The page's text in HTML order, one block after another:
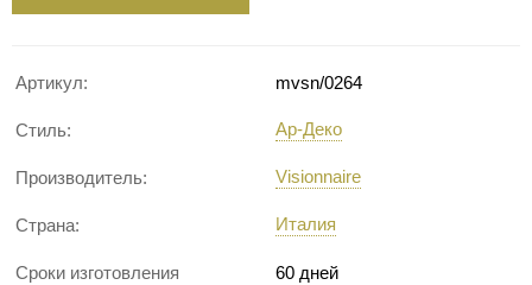
Артикул: mvsn/0264
Стиль: Ар-Деко
Производитель: Visionnaire
Страна: Италия
Сроки изготовления 60 дней